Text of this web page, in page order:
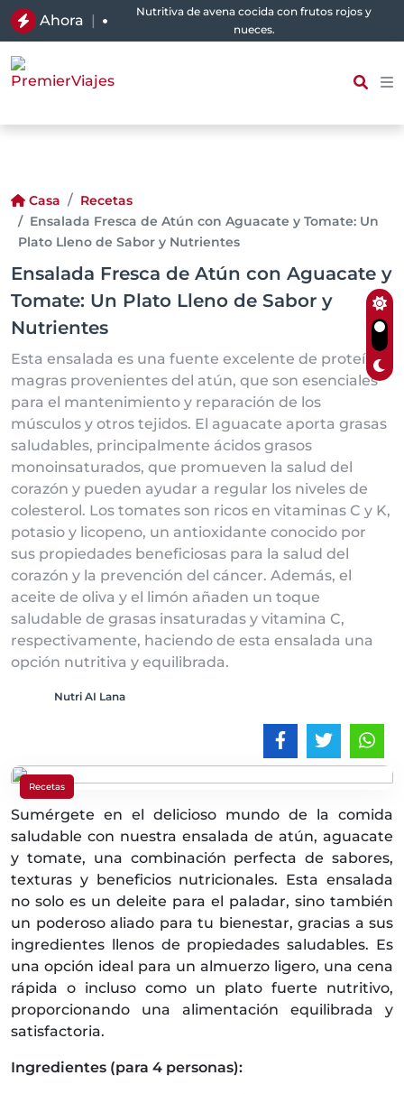
Ahora |
Nutritiva de avena cocida con frutos rojos y
nueces.
Casa
Recetas
Ensalada Fresca de Atún con Aguacate y Tomate: Un
Plato Lleno de Sabor y Nutrientes
Ensalada Fresca de Atún con Aguacate y
Tomate: Un Plato Lleno de Sabor y
Nutrientes
Esta ensalada es una fuente excelente de proteínas
magras provenientes del atún, que son esenciales
para el mantenimiento y reparación de los
músculos y otros tejidos. El aguacate aporta grasas
saludables, principalmente ácidos grasos
monoinsaturados, que promueven la salud del
corazón y pueden ayudar a regular los niveles de
colesterol. Los tomates son ricos en vitaminas C y K,
potasio y licopeno, un antioxidante conocido por
sus propiedades beneficiosas para la salud del
corazón y la prevención del cáncer. Además, el
aceite de oliva y el limón añaden un toque
saludable de grasas insaturadas y vitamina C,
respectivamente, haciendo de esta ensalada una
opción nutritiva y equilibrada.
Nutri AI Lana
Recetas
Sumérgete en el delicioso mundo de la comida
saludable con nuestra ensalada de atún, aguacate
y tomate, una combinación perfecta de sabores,
texturas y beneficios nutricionales. Esta ensalada
no solo es un deleite para el paladar, sino también
un poderoso aliado para tu bienestar, gracias a sus
ingredientes llenos de propiedades saludables. Es
una opción ideal para un almuerzo ligero, una cena
rápida o incluso como un plato fuerte nutritivo,
proporcionando una alimentación equilibrada y
satisfactoria.
Ingredientes (para 4 personas):